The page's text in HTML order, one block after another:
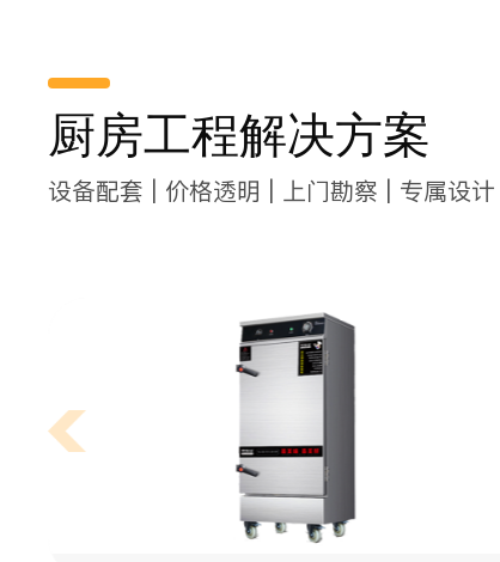
厨房工程解决方案
设备配套 | 价格透明 | 上门勘察 | 专属设